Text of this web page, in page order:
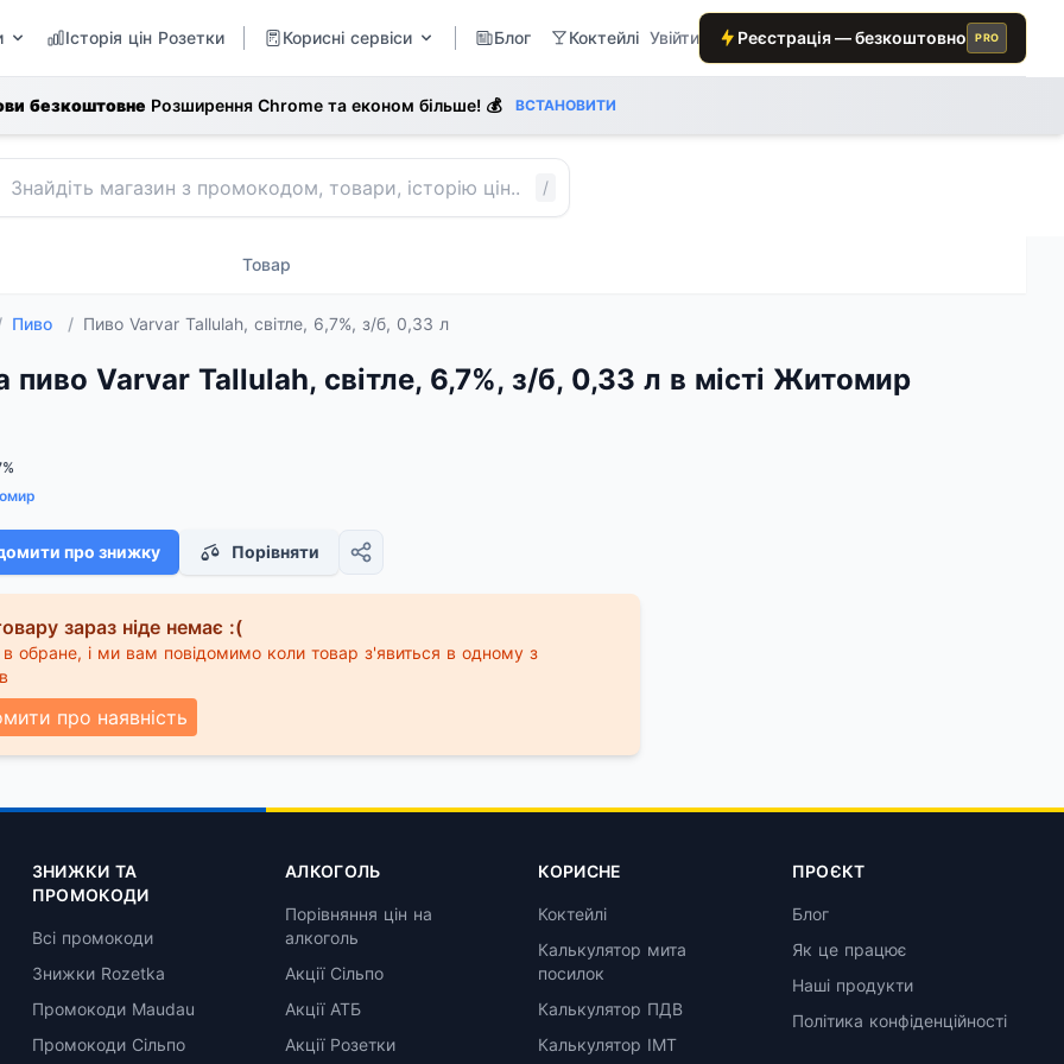
Історія цін Розетки Корисні сервіси Блог Коктейлі Увійти Реєстрація — безкоштовно PRO
безкоштовне Розширення Chrome та економ більше! 💰 ВСТАНОВИТИ
/
Товар
Пиво / Пиво Varvar Tallulah, світле, 6,7%, з/б, 0,33 л
пиво Varvar Tallulah, світле, 6,7%, з/б, 0,33 л в місті Житомир
про знижку Порівняти
зараз ніде немає :(
обране, і ми вам повідомимо коли товар з'явиться в одному з
про наявність
ЗНИЖКИ ТА
ПРОМОКОДИ
Всі промокоди
Знижки Rozetka
Промокоди Maudau
Промокоди Сільпо
АЛКОГОЛЬ
Порівняння цін на
алкоголь
Акції Сільпо
Акції АТБ
Акції Розетки
КОРИСНЕ
Коктейлі
Калькулятор мита
посилок
Калькулятор ПДВ
Калькулятор ІМТ
ПРОЄКТ
Блог
Як це працює
Наші продукти
Політика конфіденційності